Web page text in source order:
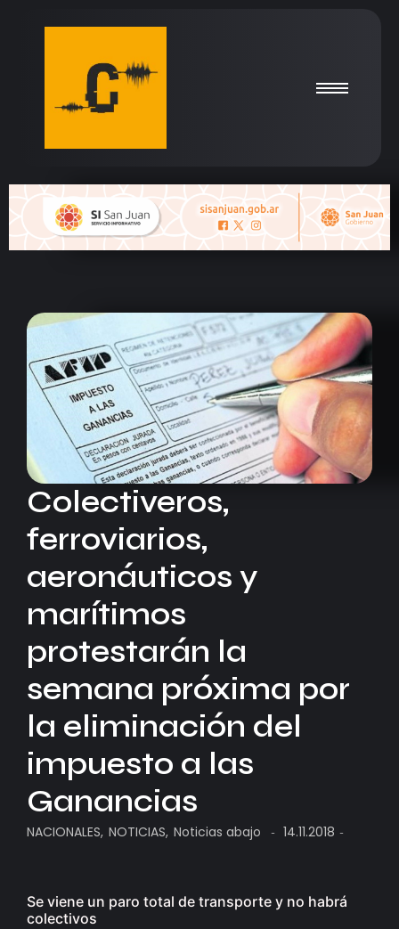
Colectiveros,
ferroviarios,
aeronáuticos y
marítimos
protestarán la
semana próxima por
la eliminación del
impuesto a las
Ganancias
NACIONALES, NOTICIAS, Noticias abajo - 14.11.2018 -
Se viene un paro total de transporte y no habrá
colectivos